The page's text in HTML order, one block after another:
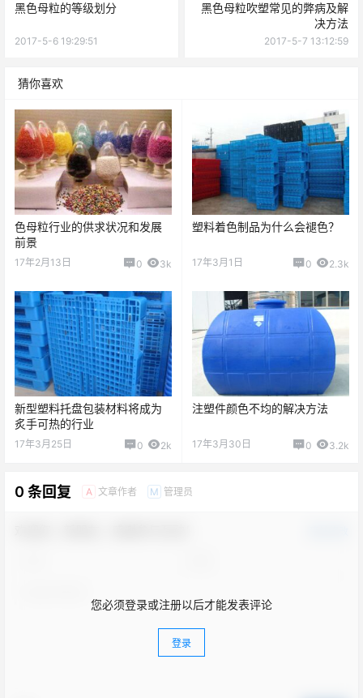
黑色母粒的等级划分
2017-5-6 19:29:51
黑色母粒吹塑常见的弊病及解
决方法
2017-5-7 13:12:59
猜你喜欢
色母粒行业的供求状况和发展
前景
17年2月13日 0 3k
塑料着色制品为什么会褪色？
17年3月1日 0 2.3k
新型塑料托盘包装材料将成为
炙手可热的行业
17年3月25日 0 2k
注塑件颜色不均的解决方法
17年3月30日 0 3.2k
0 条回复 A 文章作者 M 管理员
您必须登录或注册以后才能发表评论
登录